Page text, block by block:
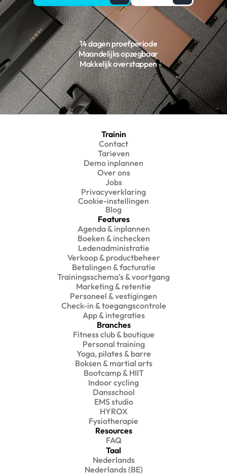
14 dagen proefperiode
Maandelijks opzegbaar
Makkelijk overstappen
Trainin
Contact
Tarieven
Demo inplannen
Over ons
Jobs
Privacyverklaring
Cookie-instellingen
Blog
Features
Agenda & inplannen
Boeken & inchecken
Ledenadministratie
Verkoop & productbeheer
Betalingen & facturatie
Trainingsschema's & voortgang
Marketing & retentie
Personeel & vestigingen
Check-in & toegangscontrole
App & integraties
Branches
Fitness club & boutique
Personal training
Yoga, pilates & barre
Boksen & martial arts
Bootcamp & HIIT
Indoor cycling
Dansschool
EMS studio
HYROX
Fysiotherapie
Resources
FAQ
Taal
Nederlands
Nederlands (BE)